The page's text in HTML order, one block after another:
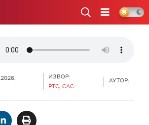
ИЗВОР:
РТС, САС
АУТОР: